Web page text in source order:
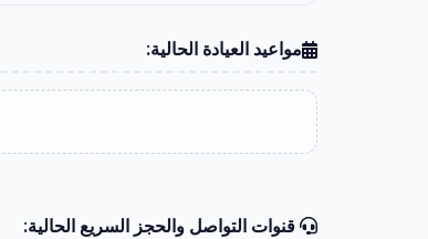
مواعيد العيادة الحالية:
قنوات التواصل والحجز السريع الحالية: